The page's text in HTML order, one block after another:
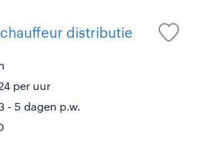
distributie
per uur
- 5 dagen p.w.